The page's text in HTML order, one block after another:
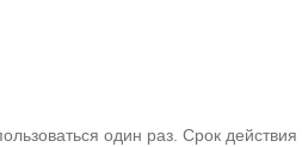
один раз. Срок